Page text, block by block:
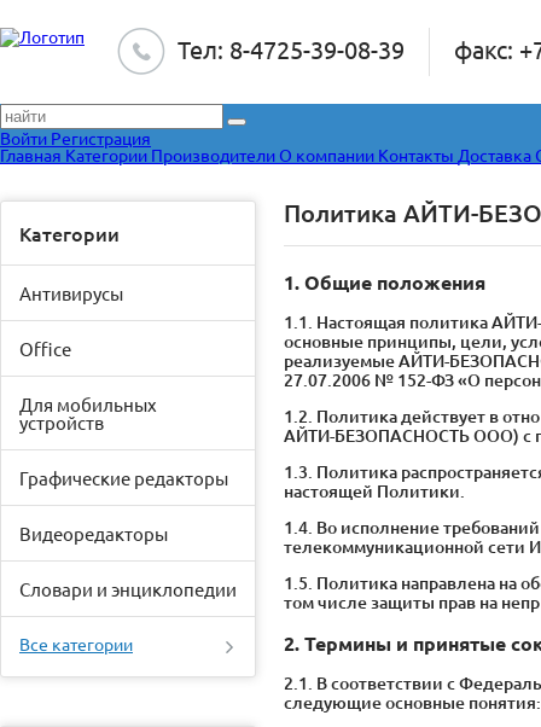
Тел: 8-4725-39-08-39 факс:
Войти Регистрация
ГлавнаяКатегории Производители О компании Контакты Доставка
Политика АЙТИ-
1. Общие положения
1.1. Настоящая политика
основные принципы, цели,
реализуемые АЙТИ-
27.07.2006 № 152-ФЗ «О
1.2. Политика действует в
АЙТИ-БЕЗОПАСНОСТЬ ООО) с
1.3. Политика
настоящей Политики.
1.4. Во исполнение
телекоммуникационной сети
1.5. Политика направлена на
том числе защиты прав на
2. Термины и принятые
2.1. В соответствии с
следующие основные понятия:
Категории
Антивирусы
Office
Для мобильных
устройств
Графические редакторы
Видеоредакторы
Словари и энциклопедии
Все категории